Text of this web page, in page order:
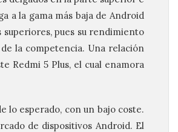
a la gama más baja de Android
pues su rendimiento
la competencia. Una relación
Redmi 5 Plus, el cual enamora
lo esperado, con un bajo coste.
de dispositivos Android. El